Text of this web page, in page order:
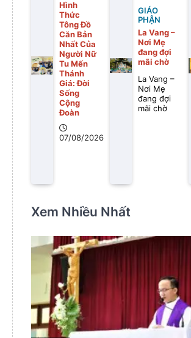
Hình
Thức
Tông Đồ
Căn Bản
Nhất Của
Người Nữ
Tu Mến
Thánh
Giá: Đời
Sống
Cộng
Đoàn
07/08/2026
GIÁO
PHẬN
La Vang –
Nơi Mẹ
đang đợi
mãi chờ
La Vang –
Nơi Mẹ
đang đợi
mãi chờ
Xem Nhiều Nhất